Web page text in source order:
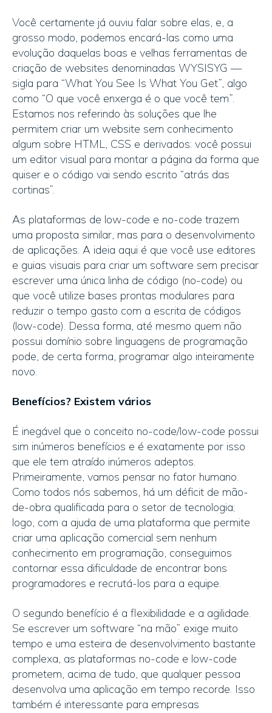
Você certamente já ouviu falar sobre elas, e, a
grosso modo, podemos encará-las como uma
evolução daquelas boas e velhas ferramentas de
criação de websites denominadas WYSISYG —
sigla para “What You See Is What You Get”, algo
como “O que você enxerga é o que você tem”.
Estamos nos referindo às soluções que lhe
permitem criar um website sem conhecimento
algum sobre HTML, CSS e derivados: você possui
um editor visual para montar a página da forma que
quiser e o código vai sendo escrito “atrás das
cortinas”.
As plataformas de low-code e no-code trazem
uma proposta similar, mas para o desenvolvimento
de aplicações. A ideia aqui é que você use editores
e guias visuais para criar um software sem precisar
escrever uma única linha de código (no-code) ou
que você utilize bases prontas modulares para
reduzir o tempo gasto com a escrita de códigos
(low-code). Dessa forma, até mesmo quem não
possui domínio sobre linguagens de programação
pode, de certa forma, programar algo inteiramente
novo.
Benefícios? Existem vários
É inegável que o conceito no-code/low-code possui
sim inúmeros benefícios e é exatamente por isso
que ele tem atraído inúmeros adeptos.
Primeiramente, vamos pensar no fator humano.
Como todos nós sabemos, há um déficit de mão-
de-obra qualificada para o setor de tecnologia;
logo, com a ajuda de uma plataforma que permite
criar uma aplicação comercial sem nenhum
conhecimento em programação, conseguimos
contornar essa dificuldade de encontrar bons
programadores e recrutá-los para a equipe.
O segundo benefício é a flexibilidade e a agilidade.
Se escrever um software “na mão” exige muito
tempo e uma esteira de desenvolvimento bastante
complexa, as plataformas no-code e low-code
prometem, acima de tudo, que qualquer pessoa
desenvolva uma aplicação em tempo recorde. Isso
também é interessante para empresas